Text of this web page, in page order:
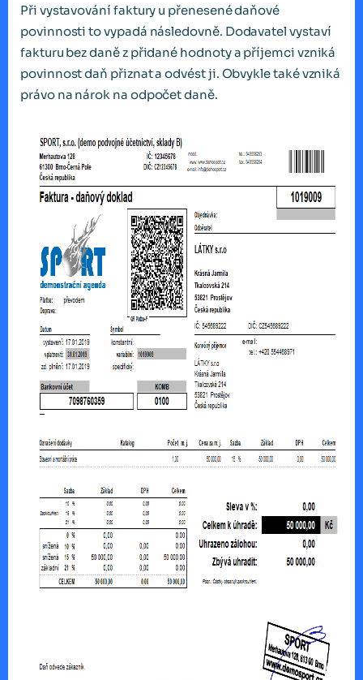
Při vystavování faktury u přenesené daňové
povinnosti to vypadá následovně. Dodavatel vystaví
fakturu bez daně z přidané hodnoty a příjemci vzniká
povinnost daň přiznat a odvést ji. Obvykle také vzniká
právo na nárok na odpočet daně.